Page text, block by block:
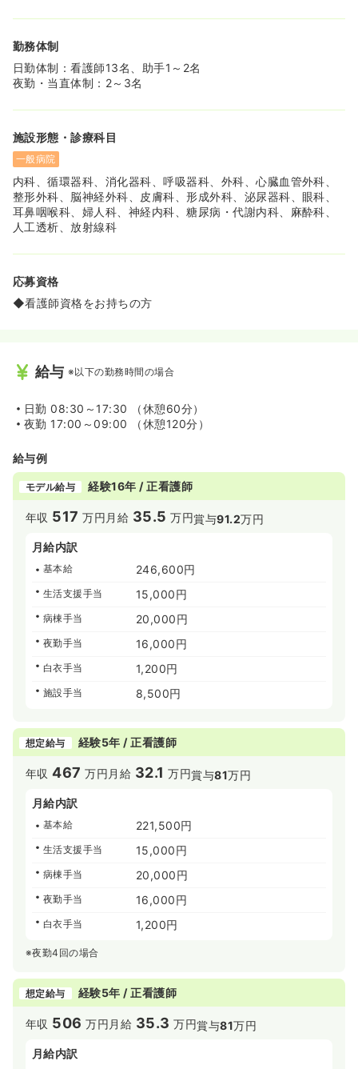
≪熱意のある看護部長さんです♪≫
◆男性の看護部長さんです。今まで急性期の病棟でしっか
りと経験を積まれていらっしゃるので、悩みや相談など親
身になって聞いてくださいますし、安心して勤務すること
勤務体制
日勤体制：看護師13名、助手1～2名
夜勤・当直体制：2～3名
施設形態・診療科目
一般病院
内科、循環器科、消化器科、呼吸器科、外科、心臓血管外科、
整形外科、脳神経外科、皮膚科、形成外科、泌尿器科、眼科、
耳鼻咽喉科、婦人科、神経内科、糖尿病・代謝内科、麻酔科、
人工透析、放射線科
応募資格
◆看護師資格をお持ちの方
給与 ※以下の勤務時間の場合
日勤 08:30～17:30 （休憩60分）
夜勤 17:00～09:00 （休憩120分）
給与例
モデル給与 経験16年 / 正看護師
年収 517 万円 月給 35.5 万円賞与91.2万円
月給内訳
基本給 246,600円
生活支援手当 15,000円
病棟手当 20,000円
夜勤手当 16,000円
白衣手当 1,200円
施設手当 8,500円
想定給与 経験5年 / 正看護師
年収467 万円 月給 32.1 万円賞与81万円
月給内訳
基本給 221,500円
生活支援手当 15,000円
病棟手当 20,000円
夜勤手当 16,000円
白衣手当 1,200円
※夜勤4回の場合
想定給与 経験5年 / 正看護師
年収 506 万円 月給 35.3 万円賞与81万円
月給内訳